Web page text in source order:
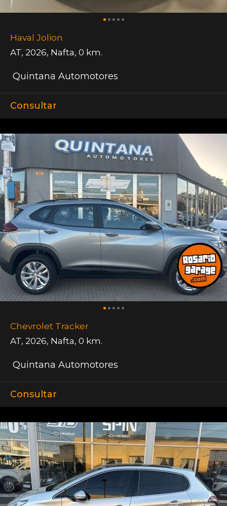
Haval Jolion
AT, 2026, Nafta, 0 km.
Quintana Automotores
Consultar
Chevrolet Tracker
AT, 2026, Nafta, 0 km.
Quintana Automotores
Consultar